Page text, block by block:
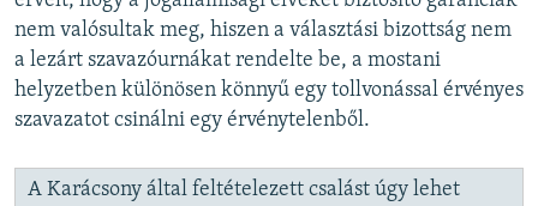
nem valósultak meg, hiszen a választási bizottság nem
a lezárt szavazóurnákat rendelte be, a mostani
helyzetben különösen könnyű egy tollvonással érvényes
szavazatot csinálni egy érvénytelenből.
A Karácsony által feltételezett csalást úgy lehet